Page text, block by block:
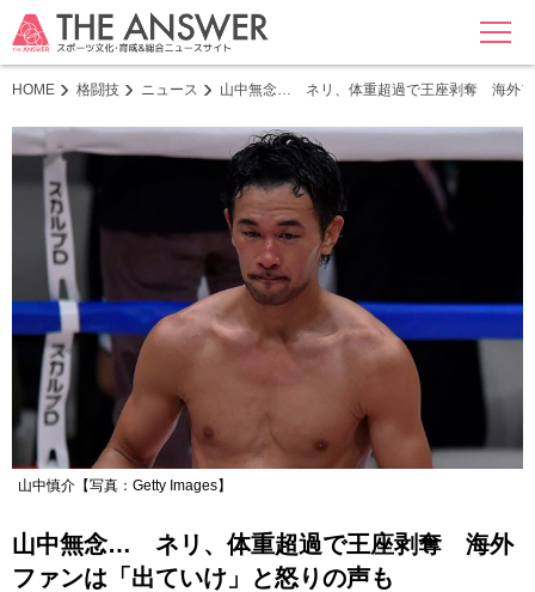
MENU
HOME 格闘技 ニュース 山中無念… ネリ、体重超過で王座剥奪 海外フ
山中慎介【写真：Getty Images】
山中無念… ネリ、体重超過で王座剥奪 海外
ファンは「出ていけ」と怒りの声も